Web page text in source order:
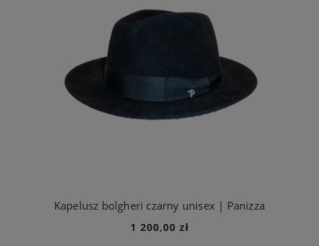
Kapelusz bolgheri czarny unisex | Panizza
1 200,00 zł